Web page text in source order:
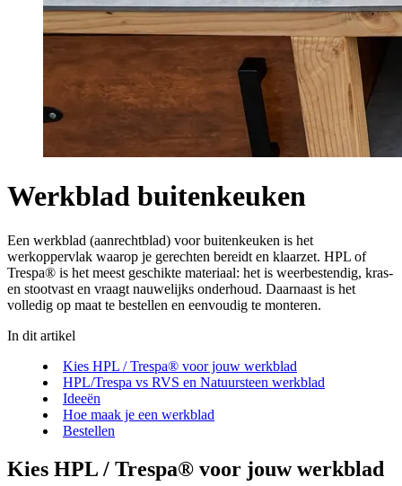
Werkblad buitenkeuken
Een werkblad (aanrechtblad) voor buitenkeuken is het
werkoppervlak waarop je gerechten bereidt en klaarzet. HPL of
Trespa® is het meest geschikte materiaal: het is weerbestendig, kras-
en stootvast en vraagt nauwelijks onderhoud. Daarnaast is het
volledig op maat te bestellen en eenvoudig te monteren.
In dit artikel
Kies HPL / Trespa® voor jouw werkblad
HPL/Trespa vs RVS en Natuursteen werkblad
Ideeën
Hoe maak je een werkblad
Bestellen
Kies HPL / Trespa® voor jouw werkblad